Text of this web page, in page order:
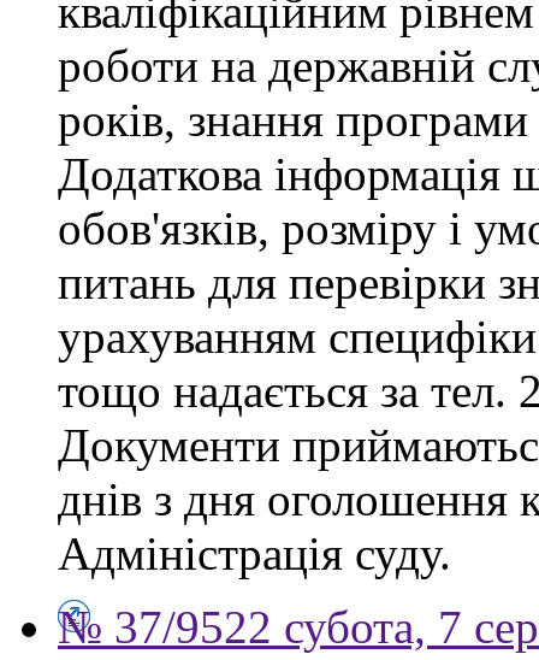
кваліфікаційним
роботи на державній
років, знання
Додаткова інформація
обов'язків, розміру і
питань для перевірки
урахуванням
тощо надається за тел.
Документи
днів з дня оголошення
Адміністрація суду.
№ 37/9522 субота, 7